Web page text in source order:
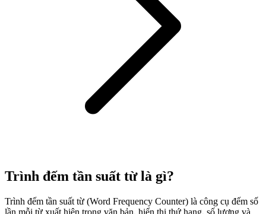
Trình đếm tần suất từ là gì?
Trình đếm tần suất từ (Word Frequency Counter) là công cụ đếm số
lần mỗi từ xuất hiện trong văn bản, hiển thị thứ hạng, số lượng và